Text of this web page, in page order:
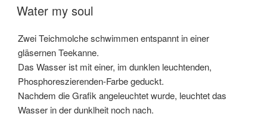
AM
Water my soul
Zwei Teichmolche schwimmen entspannt in einer
gläsernen Teekanne.
Das Wasser ist mit einer, im dunklen leuchtenden,
Phosphoreszierenden-Farbe geduckt.
Nachdem die Grafik angeleuchtet wurde, leuchtet das
Wasser in der dunklheit noch nach.